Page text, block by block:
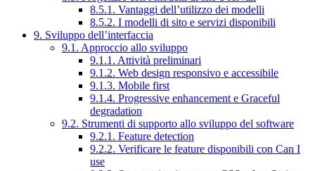
8.5.1. Vantaggi dell’utilizzo dei modelli
8.5.2. I modelli di sito e servizi disponibili
9. Sviluppo dell’interfaccia
9.1. Approccio allo sviluppo
9.1.1. Attività preliminari
9.1.2. Web design responsivo e accessibile
9.1.3. Mobile first
9.1.4. Progressive enhancement e Graceful
degradation
9.2. Strumenti di supporto allo sviluppo del software
9.2.1. Feature detection
9.2.2. Verificare le feature disponibili con Can I
use